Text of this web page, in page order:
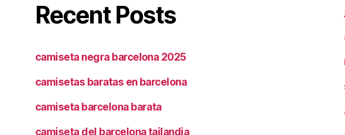
Recent Posts
camiseta negra barcelona 2025
camisetas baratas en barcelona
camiseta barcelona barata
camiseta del barcelona tailandia